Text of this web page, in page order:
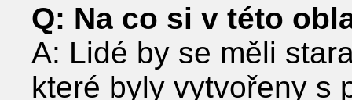
Q: Na co si v této
A: Lidé by se měli
které byly vytvořeny s